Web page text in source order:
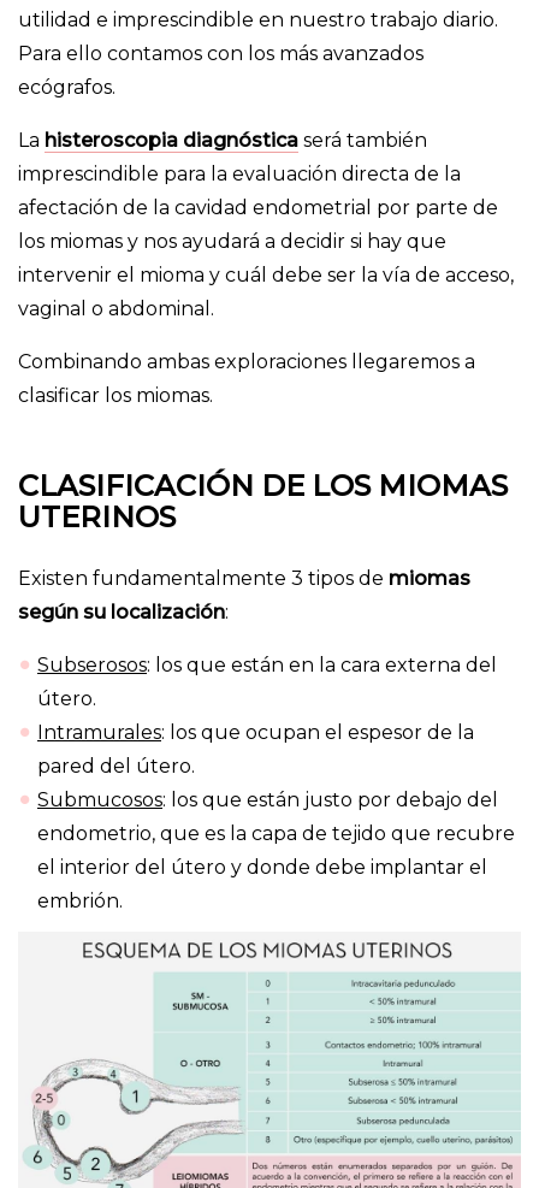
utilidad e imprescindible en nuestro trabajo diario.
Para ello contamos con los más avanzados
ecógrafos.
La histeroscopia diagnóstica será también
imprescindible para la evaluación directa de la
afectación de la cavidad endometrial por parte de
los miomas y nos ayudará a decidir si hay que
intervenir el mioma y cuál debe ser la vía de acceso,
vaginal o abdominal.
Combinando ambas exploraciones llegaremos a
clasificar los miomas.
CLASIFICACIÓN DE LOS MIOMAS
UTERINOS
Existen fundamentalmente 3 tipos de miomas
según su localización:
Subserosos: los que están en la cara externa del
útero.
Intramurales: los que ocupan el espesor de la
pared del útero.
Submucosos: los que están justo por debajo del
endometrio, que es la capa de tejido que recubre
el interior del útero y donde debe implantar el
embrión.